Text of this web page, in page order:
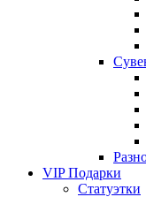
VIP Подарки
Статуэтки